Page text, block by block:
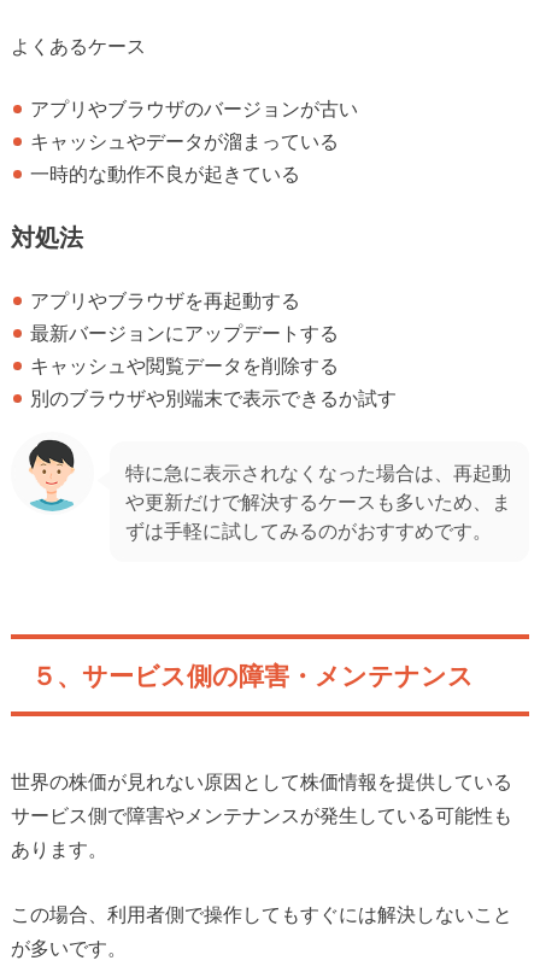
よくあるケース
アプリやブラウザのバージョンが古い
キャッシュやデータが溜まっている
一時的な動作不良が起きている
対処法
アプリやブラウザを再起動する
最新バージョンにアップデートする
キャッシュや閲覧データを削除する
別のブラウザや別端末で表示できるか試す
特に急に表示されなくなった場合は、再起動
や更新だけで解決するケースも多いため、ま
ずは手軽に試してみるのがおすすめです。
５、サービス側の障害・メンテナンス
世界の株価が見れない原因として株価情報を提供している
サービス側で障害やメンテナンスが発生している可能性も
あります。
この場合、利用者側で操作してもすぐには解決しないこと
が多いです。